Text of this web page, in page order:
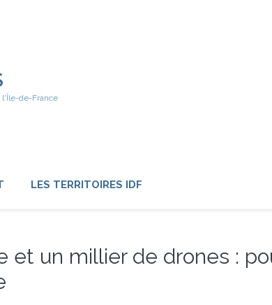
l'Île-de-France
LES TERRITOIRES IDF
et un millier de drones :